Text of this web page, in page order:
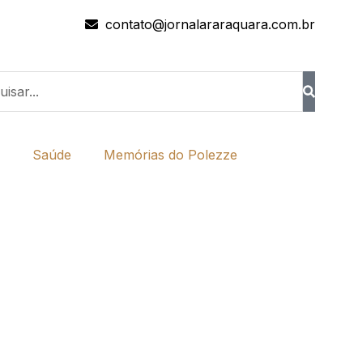
contato@jornalararaquara.com.br
Saúde Memórias do Polezze